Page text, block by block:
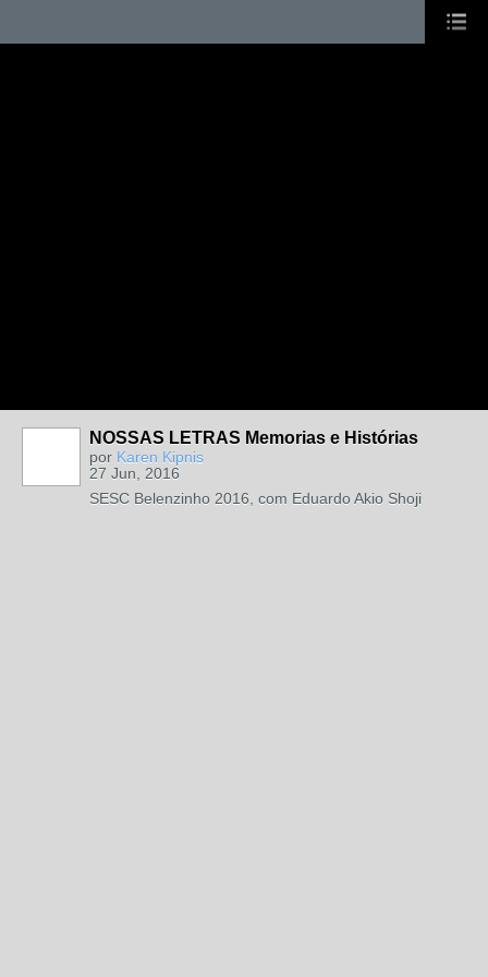
NOSSAS LETRAS Memorias e Histórias
por Karen Kipnis
27 Jun, 2016
SESC Belenzinho 2016, com Eduardo Akio Shoji